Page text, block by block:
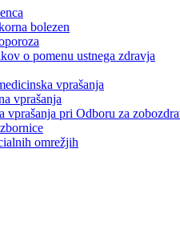
bolezen
o pomenu ustnega zdravja
vprašanja
vprašanja
vprašanja pri Odboru za
omrežjih